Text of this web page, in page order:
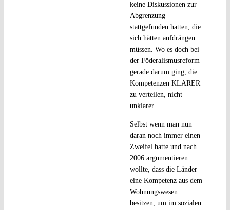
keine Diskussionen zur
Abgrenzung
stattgefunden hatten, die
sich hätten aufdrängen
müssen. Wo es doch bei
der Föderalismusreform
gerade darum ging, die
Kompetenzen KLARER
zu verteilen, nicht
unklarer.
Selbst wenn man nun
daran noch immer einen
Zweifel hatte und nach
2006 argumentieren
wollte, dass die Länder
eine Kompetenz aus dem
Wohnungswesen
besitzen, um im sozialen